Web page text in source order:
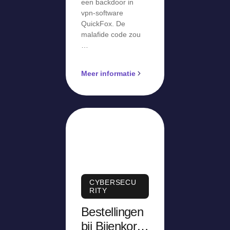
een backdoor in
vpn-software
QuickFox. De
malafide code zou
…
Meer informatie
CYBERSECU
RITY
Bestellingen
bij Bijenkorf